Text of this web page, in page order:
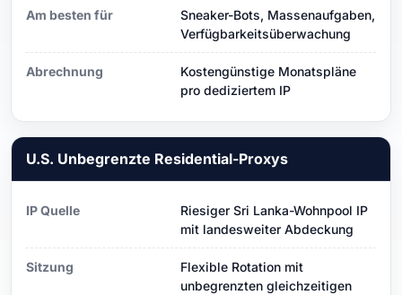
Am besten für
Sneaker-Bots, Massenaufgaben,
Verfügbarkeitsüberwachung
Abrechnung
Kostengünstige Monatspläne
pro dediziertem IP
U.S. Unbegrenzte Residential-Proxys
IP Quelle
Riesiger Sri Lanka-Wohnpool IP
mit landesweiter Abdeckung
Sitzung
Flexible Rotation mit
unbegrenzten gleichzeitigen